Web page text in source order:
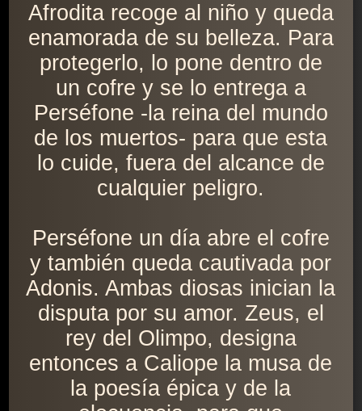
Afrodita recoge al niño y queda
enamorada de su belleza. Para
protegerlo, lo pone dentro de
un cofre y se lo entrega a
Perséfone -la reina del mundo
de los muertos- para que esta
lo cuide, fuera del alcance de
cualquier peligro.
Perséfone un día abre el cofre
y también queda cautivada por
Adonis. Ambas diosas inician la
disputa por su amor. Zeus, el
rey del Olimpo, designa
entonces a Caliope la musa de
la poesía épica y de la